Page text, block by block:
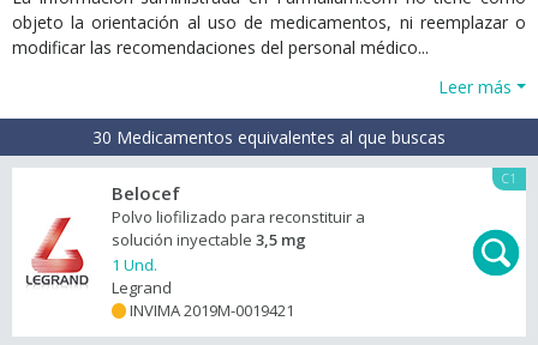
objeto la orientación al uso de medicamentos, ni reemplazar o
modificar las recomendaciones del personal médico...
Leer más
30 Medicamentos equivalentes al que buscas
C1
Belocef
Polvo liofilizado para reconstituir a
solución inyectable 3,5 mg
1 Und.
Legrand
INVIMA 2019M-0019421